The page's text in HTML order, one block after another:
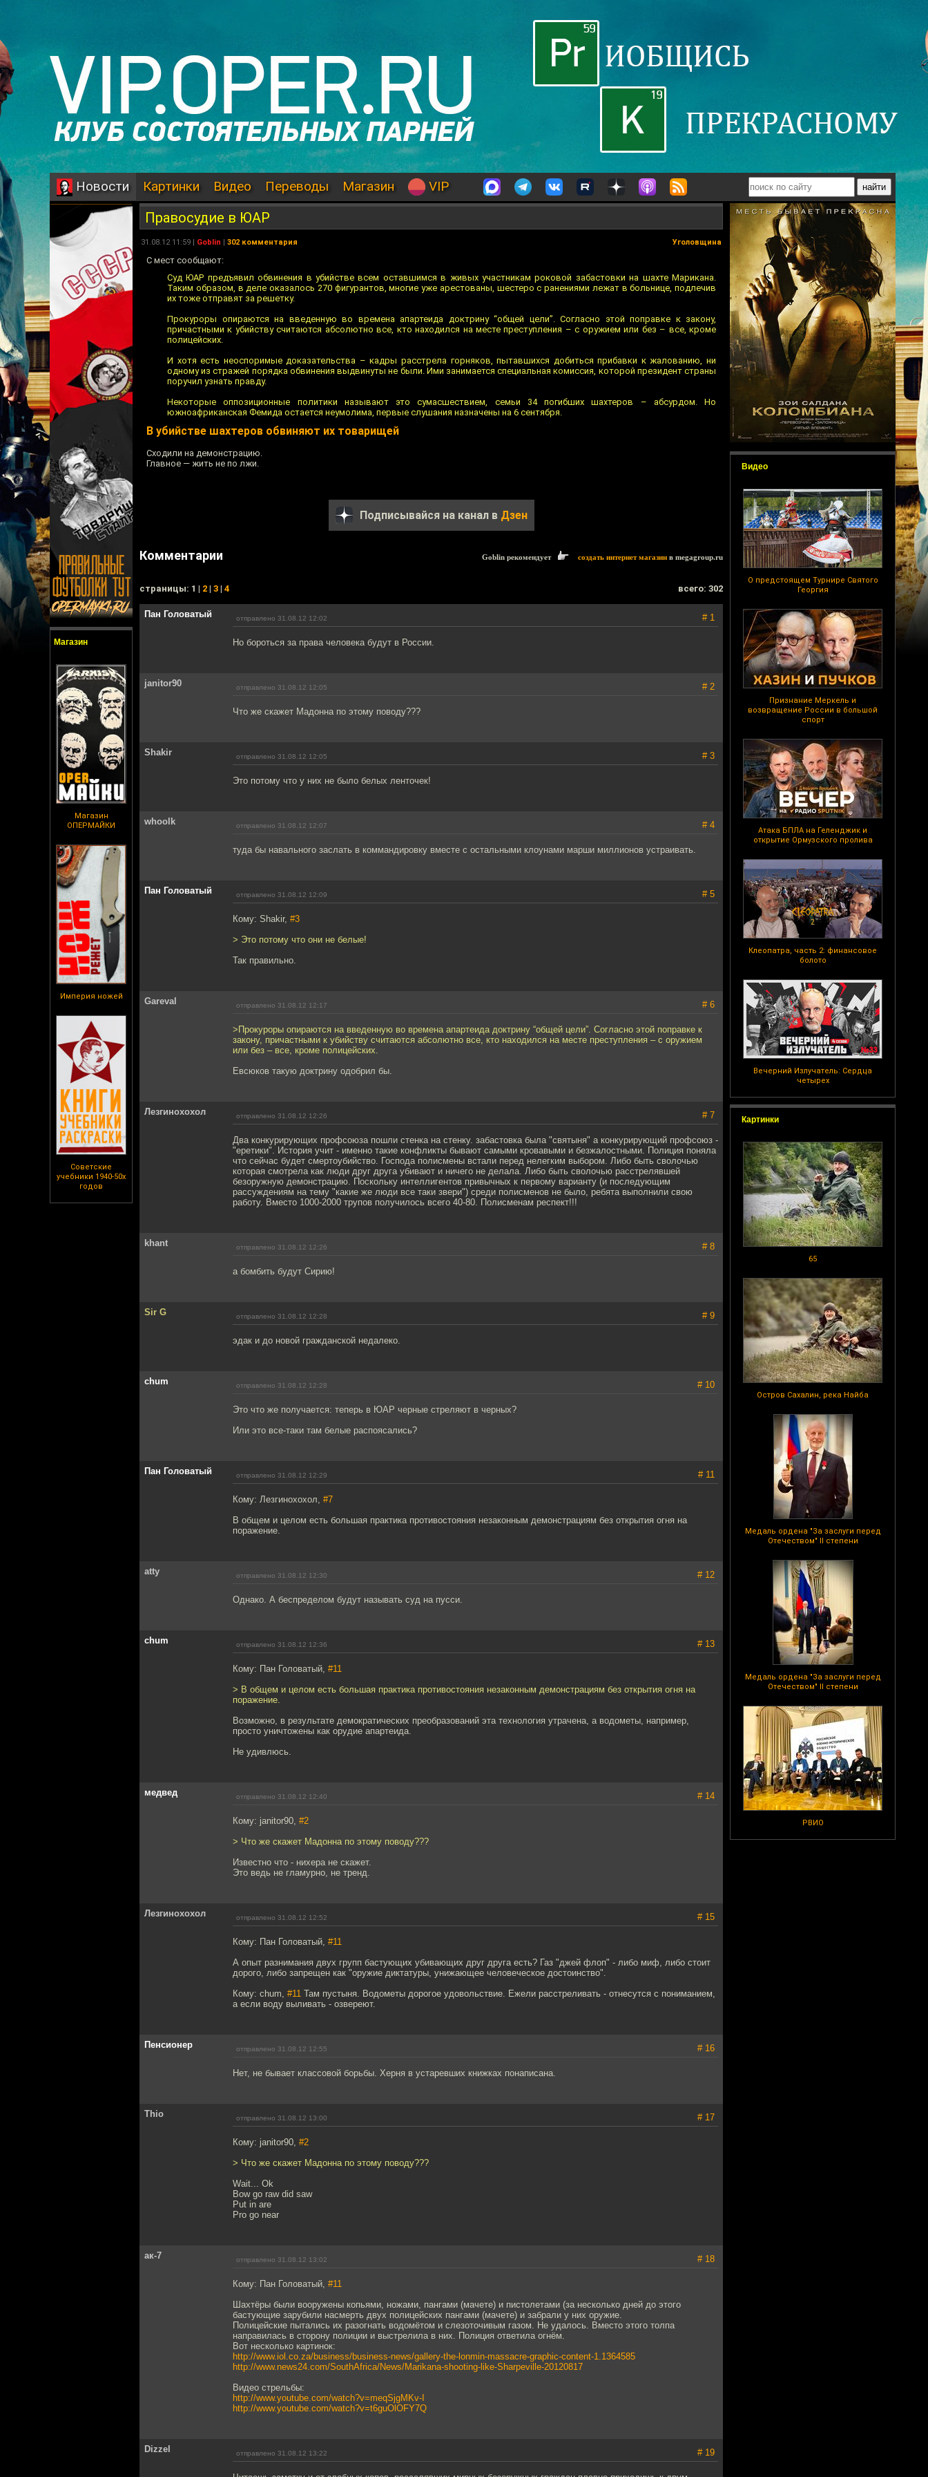
Новости Картинки Видео Переводы Магазин VIP
Магазин
Магазин
ОПЕРМАЙКИ
Империя ножей
Советские
учебники 1940-50х
годов
Видео
О предстоящем Турнире Святого
Георгия
Признание Меркель и
возвращение России в большой
спорт
Атака БПЛА на Геленджик и
открытие Ормузского пролива
Клеопатра, часть 2: финансовое
болото
Вечерний Излучатель: Сердца
четырех
Картинки
65
Остров Сахалин, река Найба
Медаль ордена "За заслуги перед
Отечеством" II степени
Медаль ордена "За заслуги перед
Отечеством" II степени
РВИО
Правосудие в ЮАР
31.08.12 11:59 | Goblin | 302 комментария Уголовщина
С мест сообщают:
Суд ЮАР предъявил обвинения в убийстве всем оставшимся в живых участникам роковой забастовки на шахте Марикана.
Таким образом, в деле оказалось 270 фигурантов, многие уже арестованы, шестеро с ранениями лежат в больнице, подлечив
их тоже отправят за решетку.
Прокуроры опираются на введенную во времена апартеида доктрину “общей цели”. Согласно этой поправке к закону,
причастными к убийству считаются абсолютно все, кто находился на месте преступления – с оружием или без – все, кроме
полицейских.
И хотя есть неоспоримые доказательства – кадры расстрела горняков, пытавшихся добиться прибавки к жалованию, ни
одному из стражей порядка обвинения выдвинуты не были. Ими занимается специальная комиссия, которой президент страны
поручил узнать правду.
Некоторые оппозиционные политики называют это сумасшествием, семьи 34 погибших шахтеров – абсурдом. Но
южноафриканская Фемида остается неумолима, первые слушания назначены на 6 сентября.
В убийстве шахтеров обвиняют их товарищей
Сходили на демонстрацию.
Главное — жить не по лжи.
Подписывайся на канал в Дзен
Комментарии Goblin рекомендует создать интернет магазин в megagroup.ru
cтраницы: 1 | 2 | 3 | 4 всего: 302
Пан Головатый отправлено 31.08.12 12:02 # 1
Но бороться за права человека будут в России.
janitor90 отправлено 31.08.12 12:05 # 2
Что же скажет Мадонна по этому поводу???
Shakir отправлено 31.08.12 12:05 # 3
Это потому что у них не было белых ленточек!
whoolk отправлено 31.08.12 12:07 # 4
туда бы навального заслать в коммандировку вместе с остальными клоунами марши миллионов устраивать.
Пан Головатый отправлено 31.08.12 12:09 # 5
Кому: Shakir, #3
> Это потому что они не белые!
Так правильно.
Gareval отправлено 31.08.12 12:17 # 6
>Прокуроры опираются на введенную во времена апартеида доктрину “общей цели”. Согласно этой поправке к
закону, причастными к убийству считаются абсолютно все, кто находился на месте преступления – с оружием
или без – все, кроме полицейских.
Евсюков такую доктрину одобрил бы.
Лезгинохохол отправлено 31.08.12 12:26 # 7
Два конкурирующих профсоюза пошли стенка на стенку. забастовка была "святыня" а конкурирующий профсоюз -
"еретики". История учит - именно такие конфликты бывают самыми кровавыми и безжалостными. Полиция поняла
что сейчас будет смертоубийство. Господа полисмены встали перед нелегким выбором. Либо быть сволочью
которая смотрела как люди друг друга убивают и ничего не делала. Либо быть сволочью расстрелявшей
безоружную демонстрацию. Поскольку интеллигентов привычных к первому варианту (и последующим
рассуждениям на тему "какие же люди все таки звери") среди полисменов не было, ребята выполнили свою
работу. Вместо 1000-2000 трупов получилось всего 40-80. Полисменам респект!!!
khant отправлено 31.08.12 12:26 # 8
а бомбить будут Сирию!
Sir G отправлено 31.08.12 12:28 # 9
эдак и до новой гражданской недалеко.
chum отправлено 31.08.12 12:28 # 10
Это что же получается: теперь в ЮАР черные стреляют в черных?
Или это все-таки там белые распоясались?
Пан Головатый отправлено 31.08.12 12:29 # 11
Кому: Лезгинохохол, #7
В общем и целом есть большая практика противостояния незаконным демонстрациям без открытия огня на
поражение.
atty отправлено 31.08.12 12:30 # 12
Однако. А беспределом будут называть суд на пусси.
chum отправлено 31.08.12 12:36 # 13
Кому: Пан Головатый, #11
> В общем и целом есть большая практика противостояния незаконным демонстрациям без открытия огня на
поражение.
Возможно, в результате демократических преобразований эта технология утрачена, а водометы, например,
просто уничтожены как орудие апартеида.
Не удивлюсь.
медвед отправлено 31.08.12 12:40 # 14
Кому: janitor90, #2
> Что же скажет Мадонна по этому поводу???
Известно что - нихера не скажет.
Это ведь не гламурно, не тренд.
Лезгинохохол отправлено 31.08.12 12:52 # 15
Кому: Пан Головатый, #11
А опыт разнимания двух групп бастующих убивающих друг друга есть? Газ "джей флоп" - либо миф, либо стоит
дорого, либо запрещен как "оружие диктатуры, унижающее человеческое достоинство".
Кому: chum, #11 Там пустыня. Водометы дорогое удовольствие. Ежели расстреливать - отнесутся с пониманием,
а если воду выливать - озвереют.
Пенсионер отправлено 31.08.12 12:55 # 16
Нет, не бывает классовой борьбы. Херня в устаревших книжках понаписана.
Thio отправлено 31.08.12 13:00 # 17
Кому: janitor90, #2
> Что же скажет Мадонна по этому поводу???
Wait... Ok
Bow go raw did saw
Put in are
Pro go near
ак-7 отправлено 31.08.12 13:02 # 18
Кому: Пан Головатый, #11
Шахтёры были вооружены копьями, ножами, пангами (мачете) и пистолетами (за несколько дней до этого
бастующие зарубили насмерть двух полицейских пангами (мачете) и забрали у них оружие.
Полицейские пытались их разогнать водомётом и слезоточивым газом. Не удалось. Вместо этого толпа
направилась в сторону полиции и выстрелила в них. Полиция ответила огнём.
Вот несколько картинок:
http://www.iol.co.za/business/business-news/gallery-the-lonmin-massacre-graphic-content-1.1364585
http://www.news24.com/SouthAfrica/News/Marikana-shooting-like-Sharpeville-20120817
Видео стрельбы:
http://www.youtube.com/watch?v=meqSjgMKv-I
http://www.youtube.com/watch?v=t6guOlOFY7Q
Dizzel отправлено 31.08.12 13:22 # 19